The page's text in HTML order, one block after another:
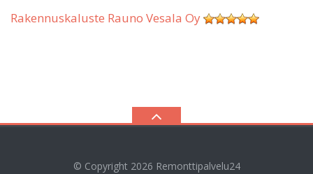
Rakennuskaluste Rauno Vesala Oy
© Copyright 2026 Remonttipalvelu24